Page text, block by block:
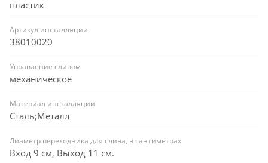
пластик
Артикул инсталляции
38010020
Управление сливом
механическое
Материал инсталляции
Сталь;Металл
Диаметр переходника для слива, в сантиметрах
Вход 9 см, Выход 11 см.